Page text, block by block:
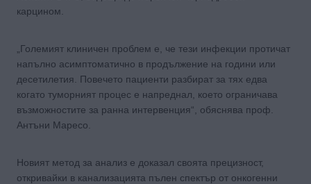
карцином.
„Големият клиничен проблем е, че тези инфекции протичат
напълно асимптоматично в продължение на години или
десетилетия. Повечето пациенти разбират за тях едва
когато туморният процес е напреднал, което ограничава
възможностите за ранна интервенция“, обяснява проф.
Антъни Маресо.
Новият метод за анализ е доказал своята прецизност,
откривайки в канализацията пълен спектър от онкогенни